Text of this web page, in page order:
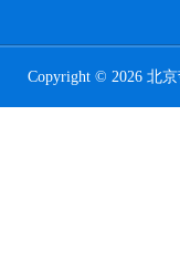
Copyright © 2026 北